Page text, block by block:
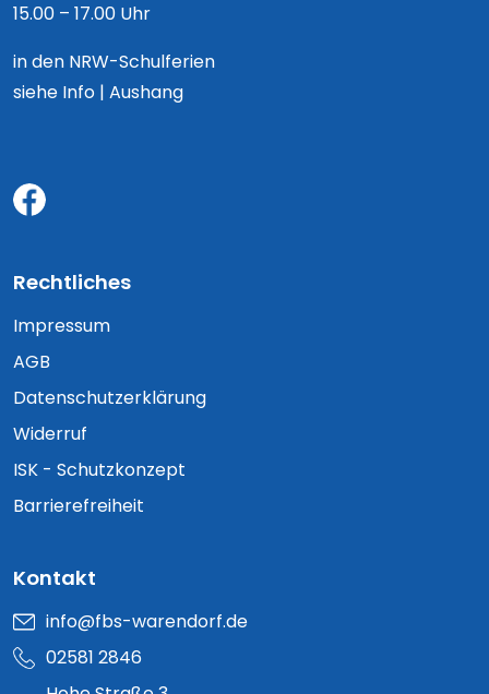
15.00 – 17.00 Uhr
in den NRW-Schulferien
siehe Info | Aushang
Rechtliches
Impressum
AGB
Datenschutzerklärung
Widerruf
ISK - Schutzkonzept
Barrierefreiheit
Kontakt
info@fbs-warendorf.de
02581 2846